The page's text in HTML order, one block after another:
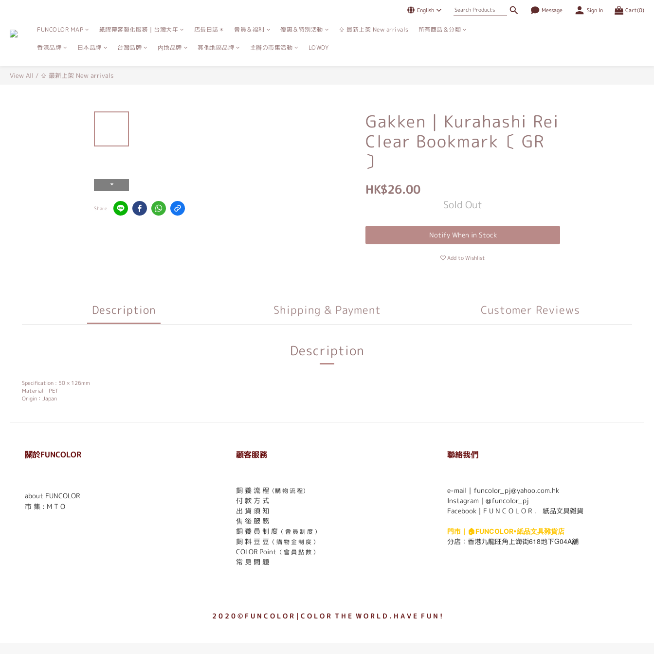
English Message Sign In Cart(0)
FUNCOLOR MAP 紙膠帶客製化服務｜台灣大年 店長日誌＊ 會員＆福利 優惠＆特別活動 ⇪ 最新上架 New arrivals 所有商品＆分類
香港品牌 日本品牌 台灣品牌 內地品牌 其他地區品牌 主辦の市集活動 LOWDY
View All / ⇪ 最新上架 New arrivals
Share
Gakken｜Kurahashi Rei
Clear Bookmark〔 GR
〕
HK$26.00
Sold Out
Notify When in Stock
Add to Wishlist
Description Shipping & Payment Customer Reviews
Description
Specification : 50 × 126mm
Material：PET
Origin：Japan
關於FUNCOLOR
about FUNCOLOR
市 集 : M T O
顧客服務
飼 養 流 程 （購 物 流 程）
付 款 方 式
出 貨 須 知
售 後 服 務
飼 養 員 制 度 （ 會 員 制 度 ）
飼 料 豆 豆 （ 購 物 金 制 度 ）
COLOR Point （ 會 員 點 數 ）
常 見 問 題
聯絡我們
e-mail｜funcolor_pj@yahoo.com.hk
Instagram｜ @funcolor_pj
Facebook｜ F U N C O L O R ． 紙品文具雜貨
門市｜ 🏠FUNCOLOR•紙品文具雜貨店
分店： 香港九龍旺角上海街618地下G04A舖
2 0 2 0 © F U N C O L O R｜C O L O R T H E W O R L D . H A V E F U N !